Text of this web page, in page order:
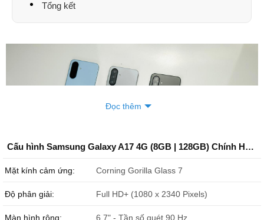
Tổng kết
Đọc thêm
Cấu hình Samsung Galaxy A17 4G (8GB | 128GB) Chính Hãng
Mặt kính cảm ứng: Corning Gorilla Glass 7
Độ phân giải: Full HD+ (1080 x 2340 Pixels)
Màn hình rộng: 6.7" - Tần số quét 90 Hz